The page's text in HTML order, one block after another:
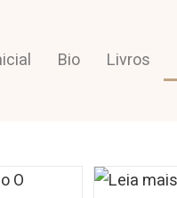
Bio Livros